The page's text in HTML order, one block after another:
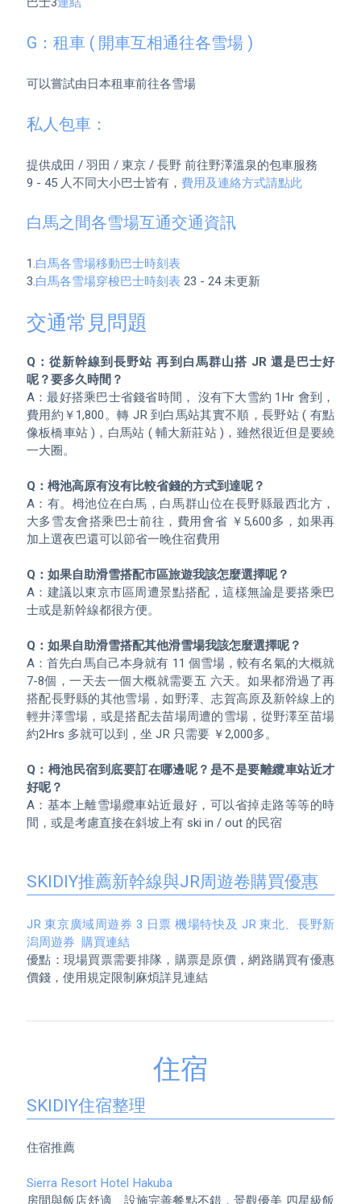
G：租車 ( 開車互相通往各雪場 )
可以嘗試由日本租車前往各雪場
私人包車：
提供成田 / 羽田 / 東京 / 長野 前往野澤溫泉的包車服務
9 - 45 人不同大小巴士皆有， 費用及連絡方式請點此
白馬之間各雪場互通交通資訊
1.白馬各雪場移動巴士時刻表
3.白馬各雪場穿梭巴士時刻表 23 - 24 未更新
交通常見問題
Q：從新幹線到長野站 再到白馬群山搭 JR 還是巴士好
呢？要多久時間？
A：最好搭乘巴士省錢省時間， 沒有下大雪約 1Hr 會到，
費用約￥1,800。轉 JR 到白馬站其實不順，長野站 ( 有點
像板橋車站 )，白馬站 ( 輔大新莊站 )，雖然很近但是要繞
一大圈。
Q：栂池高原有沒有比較省錢的方式到達呢？
A：有。栂池位在白馬，白馬群山位在長野縣最西北方，
大多雪友會搭乘巴士前往，費用會省 ￥5,600多，如果再
加上選夜巴還可以節省一晚住宿費用
Q：如果自助滑雪搭配市區旅遊我該怎麼選擇呢？
A：建議以東京市區周遭景點搭配，這樣無論是要搭乘巴
士或是新幹線都很方便。
Q：如果自助滑雪搭配其他滑雪場我該怎麼選擇呢？
A：首先白馬自己本身就有 11 個雪場，較有名氣的大概就
7-8個，一天去一個大概就需要五 六天。如果都滑過了再
搭配長野縣的其他雪場，如野澤、志賀高原及新幹線上的
輕井澤雪場，或是搭配去苗場周遭的雪場，從野澤至苗場
約2Hrs 多就可以到，坐 JR 只需要 ￥2,000多。
Q：栂池民宿到底要訂在哪邊呢？是不是要離纜車站近才
好呢？
A：基本上離雪場纜車站近最好，可以省掉走路等等的時
間，或是考慮直接在斜坡上有 ski in / out 的民宿
SKIDIY推薦新幹線與JR周遊卷購買優惠
JR 東京廣域周遊券 3 日票 機場特快及 JR 東北、長野新
潟周遊券  購買連結
優點：現場買票需要排隊，購票是原價，網路購買有優惠
價錢，使用規定限制麻煩詳見連結
住宿
SKIDIY住宿整理
住宿推薦
Sierra Resort Hotel Hakuba
房間與飯店舒適、設施完善餐點不錯，景觀優美 四星級飯